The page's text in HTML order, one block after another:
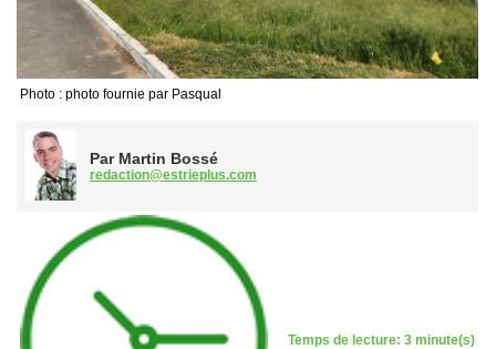
Photo : photo fournie par Pasqual
Par Martin Bossé
redaction@estrieplus.com
Temps de lecture: 3 minute(s)